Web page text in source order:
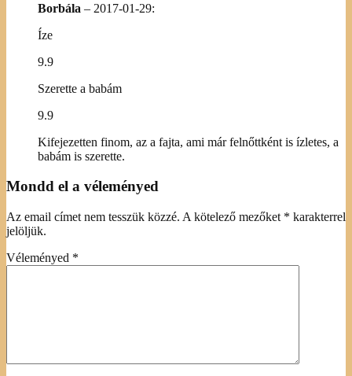
Borbála – 2017-01-29:
Íze
9.9
Szerette a babám
9.9
Kifejezetten finom, az a fajta, ami már felnőttként is ízletes, a
babám is szerette.
Mondd el a véleményed
Az email címet nem tesszük közzé. A kötelező mezőket * karakterrel
jelöljük.
Véleményed *